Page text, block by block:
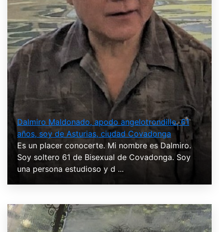
Dalmiro Maldonado, apodo angelotrondillo, 61
años, soy de Asturias, ciudad Covadonga
Es un placer conocerte. Mi nombre es Dalmiro.
Soy soltero 61 de Bisexual de Covadonga. Soy
una persona estudioso y d ...